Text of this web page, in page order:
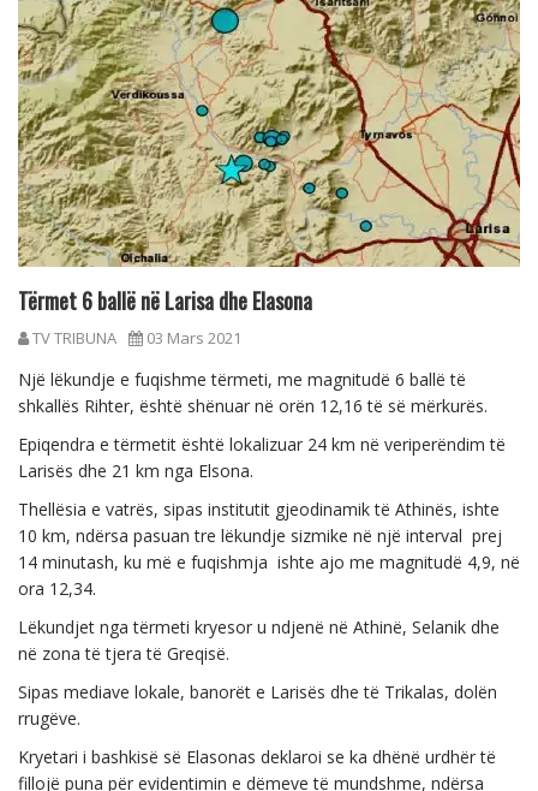
Tërmet 6 ballë në Larisa dhe Elasona
TV TRIBUNA 03 Mars 2021
Një lëkundje e fuqishme tërmeti, me magnitudë 6 ballë të
shkallës Rihter, është shënuar në orën 12,16 të së mërkurës.
Epiqendra e tërmetit është lokalizuar 24 km në veriperëndim të
Larisës dhe 21 km nga Elsona.
Thellësia e vatrës, sipas institutit gjeodinamik të Athinës, ishte
10 km, ndërsa pasuan tre lëkundje sizmike në një interval prej
14 minutash, ku më e fuqishmja ishte ajo me magnitudë 4,9, në
ora 12,34.
Lëkundjet nga tërmeti kryesor u ndjenë në Athinë, Selanik dhe
në zona të tjera të Greqisë.
Sipas mediave lokale, banorët e Larisës dhe të Trikalas, dolën
rrugëve.
Kryetari i bashkisë së Elasonas deklaroi se ka dhënë urdhër të
fillojë puna për evidentimin e dëmeve të mundshme, ndërsa